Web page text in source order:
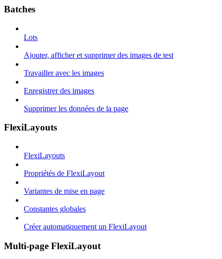
Batches
Lots
Ajouter, afficher et supprimer des images de test
Travailler avec les images
Enregistrer des images
Supprimer les données de la page
FlexiLayouts
FlexiLayouts
Propriétés de FlexiLayout
Variantes de mise en page
Constantes globales
Créer automatiquement un FlexiLayout
Multi-page FlexiLayout